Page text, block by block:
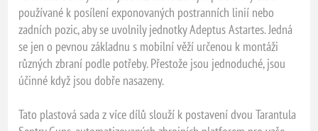
používané k posílení exponovaných postranních linií nebo
zadních pozic, aby se uvolnily jednotky Adeptus Astartes. Jedná
se jen o pevnou základnu s mobilní věží určenou k montáži
různých zbraní podle potřeby. Přestože jsou jednoduché, jsou
účinné když jsou dobře nasazeny.
Tato plastová sada z více dílů slouží k postavení dvou Tarantula